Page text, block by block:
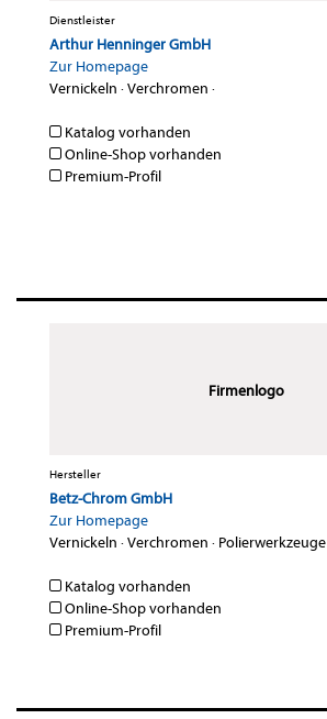
Dienstleister
Arthur Henninger GmbH
Zur Homepage
Vernickeln ·Verchromen ·
Katalog vorhanden
Online-Shop vorhanden
Premium-Profil
Firmenlogo
Hersteller
Betz-Chrom GmbH
Zur Homepage
Vernickeln ·Verchromen · Polierwerkzeuge
Katalog vorhanden
Online-Shop vorhanden
Premium-Profil